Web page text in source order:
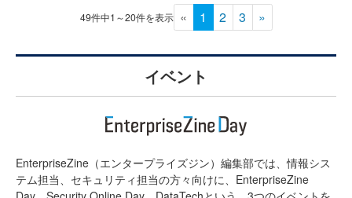
49件中1～20件を表示 « 1 2 3 »
イベント
EnterpriseZine（エンタープライズジン）編集部では、情報シス
テム担当、セキュリティ担当の方々向けに、EnterpriseZine